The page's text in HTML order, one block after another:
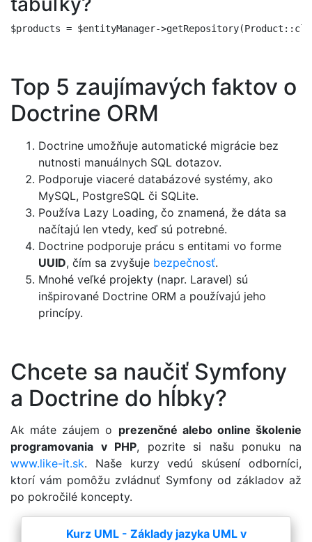
Top 5 zaujímavých faktov o
Doctrine ORM
Doctrine umožňuje automatické migrácie bez
nutnosti manuálnych SQL dotazov.
Podporuje viaceré databázové systémy, ako
MySQL, PostgreSQL či SQLite.
Používa Lazy Loading, čo znamená, že dáta sa
načítajú len vtedy, keď sú potrebné.
Doctrine podporuje prácu s entitami vo forme
UUID, čím sa zvyšuje bezpečnosť.
Mnohé veľké projekty (napr. Laravel) sú
inšpirované Doctrine ORM a používajú jeho
princípy.
Chcete sa naučiť Symfony
a Doctrine do hĺbky?
Ak máte záujem o prezenčné alebo online školenie
programovania v PHP, pozrite si našu ponuku na
www.like-it.sk. Naše kurzy vedú skúsení odborníci,
ktorí vám pomôžu zvládnuť Symfony od základov až
po pokročilé koncepty.
Kurz UML - Základy jazyka UML v